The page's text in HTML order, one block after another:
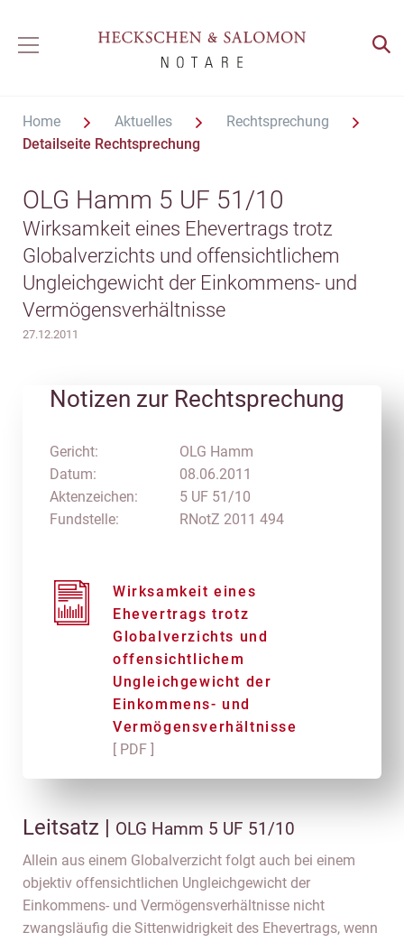
Home Aktuelles
Rechtsprechung
Detailseite Rechtsprechung
OLG Hamm 5 UF 51/10
Wirksamkeit eines Ehevertrags trotz
Globalverzichts und offensichtlichem
Ungleichgewicht der Einkommens- und
Vermögensverhältnisse
27.12.2011
Notizen zur Rechtsprechung
Gericht:
Datum:
Aktenzeichen:
Fundstelle:
OLG Hamm
08.06.2011
5 UF 51/10
RNotZ 2011 494
Wirksamkeit eines
Ehevertrags trotz
Globalverzichts und
offensichtlichem
Ungleichgewicht der
Einkommens- und
Vermögensverhältnisse
[ PDF ]
Leitsatz | OLG Hamm 5 UF 51/10
Allein aus einem Globalverzicht folgt auch bei einem
objektiv offensichtlichen Ungleichgewicht der
Einkommens- und Vermögensverhältnisse nicht
zwangsläufig die Sittenwidrigkeit des Ehevertrags, wenn